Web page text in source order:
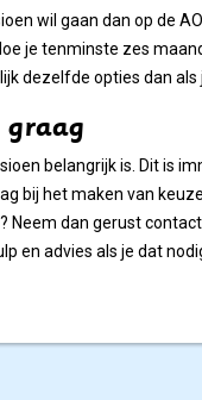
wil gaan dan op de
je tenminste zes
dezelfde opties dan als
belangrijk is. Dit is
bij het maken van
Neem dan gerust
en advies als je dat